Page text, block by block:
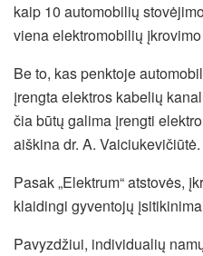
kaip 10 automobilių
viena elektromobilių
Be to, kas penktoje
įrengta elektros kabelių
čia būtų galima įrengti
aiškina dr. A. Vaiciukevičiūtė.
Pasak „Elektrum“ atstovės,
klaidingi gyventojų
Pavyzdžiui, individualių